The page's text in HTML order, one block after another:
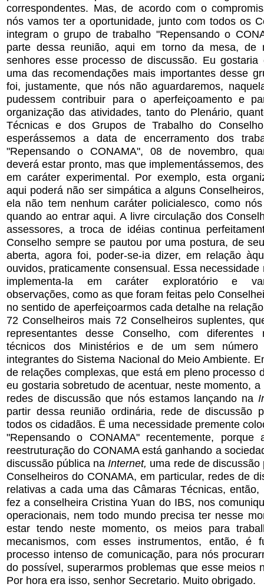
correspondentes. Mas, de acordo com o
nós vamos ter a oportunidade, junto com todos os
integram o grupo de trabalho "Repensando o
parte dessa reunião, aqui em torno da mesa, de
senhores esse processo de discussão. Eu gostaria
uma das recomendações mais importantes desse
foi, justamente, que nós não aguardaremos,
pudessem contribuir para o aperfeiçoamento e
organização das atividades, tanto do Plenário,
Técnicas e dos Grupos de Trabalho do
esperássemos a data de encerramento dos
"Repensando o CONAMA", 08 de novembro,
deverá estar pronto, mas que implementássemos,
em caráter experimental. Por exemplo, esta
aqui poderá não ser simpática a alguns
ela não tem nenhum caráter policialesco, como
quando ao entrar aqui. A livre circulação dos
assessores, a troca de idéias continua
Conselho sempre se pautou por uma postura, de
aberta, agora foi, poder-se-ia dizer, em relação
ouvidos, praticamente consensual. Essa necessidade
implementa-la em caráter exploratório e
observações, como as que foram feitas pelo
no sentido de aperfeiçoarmos cada detalhe na
72 Conselheiros mais 72 Conselheiros suplentes,
representantes desse Conselho, com diferentes
técnicos dos Ministérios e de um sem número
integrantes do Sistema Nacional do Meio Ambiente.
de relações complexas, que está em pleno processo
eu gostaria sobretudo de acentuar, neste momento,
redes de discussão que nós estamos lançando na
partir dessa reunião ordinária, rede de discussão
todos os cidadãos. Ë uma necessidade premente
"Repensando o CONAMA" recentemente, porque
reestruturação do CONAMA está ganhando a
discussão pública na Internet, uma rede de discussão
Conselheiros do CONAMA, em particular, redes de
relativas a cada uma das Câmaras Técnicas, então,
fez a conselheira Cristina Yuan do IBS, nos
operacionais, nem todo mundo precisa ter nesse
estar tendo neste momento, os meios para
mecanismos, com esses instrumentos, então, é
processo intenso de comunicação, para nós
do possível, superarmos problemas que esse meios
Por hora era isso, senhor Secretario. Muito obrigado.